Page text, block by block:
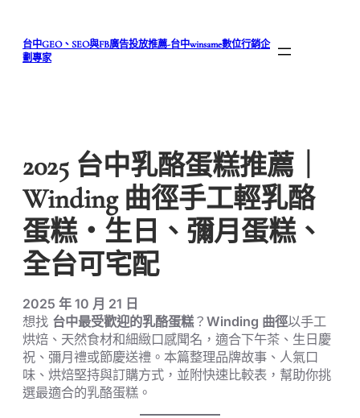
台中GEO、SEO與FB廣告投放推薦-台中winsame數位行銷企
劃專家
2025 台中乳酪蛋糕推薦｜
Winding 曲徑手工輕乳酪
蛋糕・生日、彌月蛋糕、
全台可宅配
2025 年 10 月 21 日
想找 台中最受歡迎的乳酪蛋糕？ Winding 曲徑以手工
烘焙、天然食材和細緻口感聞名，適合下午茶、生日慶
祝、彌月禮或節慶送禮。本篇整理品牌故事、人氣口
味、烘焙堅持與訂購方式，並附快速比較表，幫助你挑
選最適合的乳酪蛋糕。